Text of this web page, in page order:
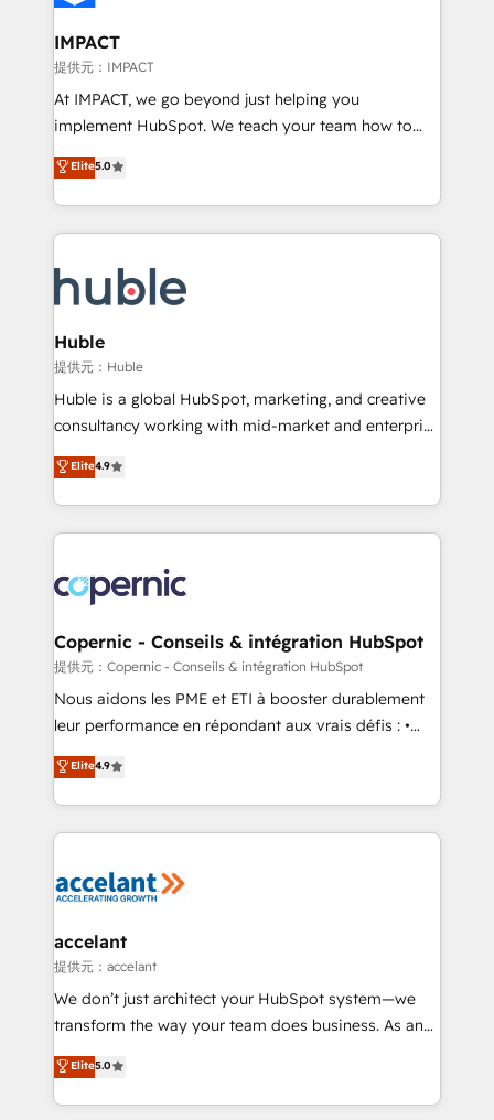
Click "Contact Business" ⬅️ to access 150+ Kickstart
Integration templates that put HubSpot in the center
of your tech stack, syncing... 🛍️ Shopify or
WooCommerce 💲 Stripe or Paypal 💰 Sage or
Netsuite 🤖 Google or Microsoft ✍️ DocuSign or
the rare Advanced "Custom Integrations"
Accreditation, securely sync data across... 🔄 any
new HubSpot portal with Advanced Website and
CRM Migrations using our in-house "HubScrub" Tool.
IMPACT
提供元：IMPACT
At IMPACT, we go beyond just helping you
implement HubSpot. We teach your team how to
master it. As the creators of the Endless Customers
System™ (the next evolution of They Ask, You
Answer), we’re the only HubSpot partner built
entirely around coaching and training. That means
skills, processes, and internal team you need to
attract the right buyers, close deals faster, and grow
without outside dependencies. You’ll learn how to: •
Set up, audit, and organize your HubSpot portal •
Get your sales team fully using HubSpot • Track
pipeline and revenue across the entire buyer journey
growth • Create content and videos that attract
buyers • Use AI to scale smarter Our coaching-led
lasts. So if you're ready to become the most trusted
voice in your market, let’s talk.
Elite5.0
Huble
提供元：Huble
Huble is a global HubSpot, marketing, and creative
consultancy working with mid-market and enterprise
businesses. We go beyond implementation, shaping
the strategy, processes, and teams that turn
HubSpot into a genuine growth engine. Named
HubSpot's Global Partner of the Year in 2024,
worldwide, and with over 15 years in the ecosystem,
Huble has built a track record that speaks for itself.
One company, one operating model, delivering
across offices and consulting teams in the UK, USA,
Canada, Germany, France, Belgium, Singapore, and
South Africa. Certified compliant with ISO/IEC
international offices and 175+ employees.
Elite4.9
Copernic - Conseils & intégration HubSpot
提供元：Copernic - Conseils & intégration HubSpot
Nous aidons les PME et ETI à booster durablement
leur performance en répondant aux vrais défis : •
Intégration de HubSpot avec d’autres outils (ERP,
téléphonie, etc.) • Alignement des équipes grâce à un
outil et des données partagées • Amélioration de la
collecte et de l’analyse des données pour des
de la productivité des équipes Notre équipe de 30
avec un engagement total, alignant processus
métiers et technologie, et guidant vos équipes à
travers le changement, tout en centrant vos objectifs
d’entreprise. Grâce à une méthodologie éprouvée
rapidement vos enjeux et intégrons parfaitement
HubSpot dans votre organisation. Pour toute
Elite4.9
accelant
提供元：accelant
We don’t just architect your HubSpot system—we
transform the way your team does business. As an
Elite HubSpot Solutions Partner, we specialize in
creating tailored, end-to-end CRM solutions that
accelerate growth, improve operational efficiency,
Elite5.0